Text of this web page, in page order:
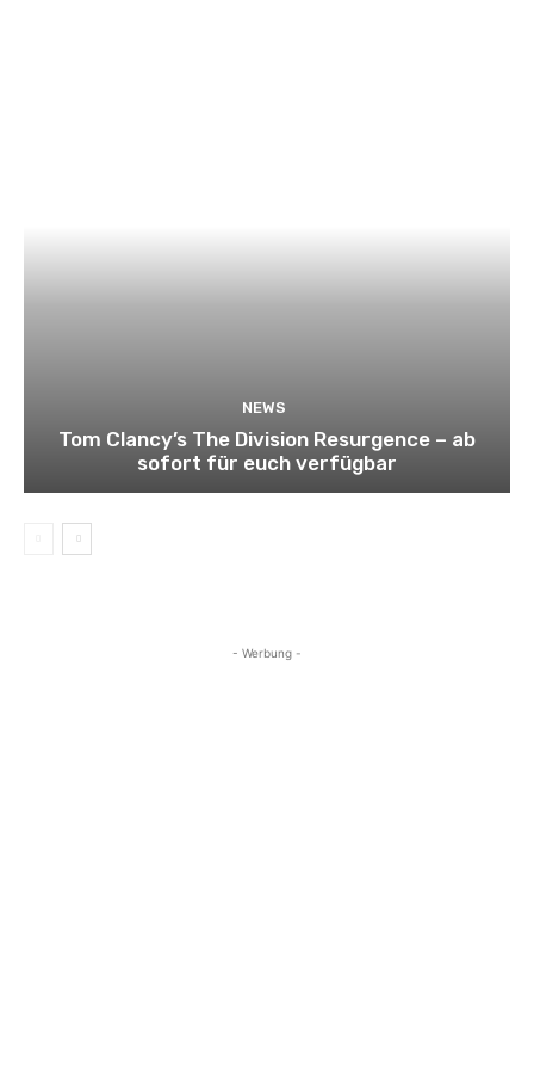
NEWS
Tom Clancy’s The Division Resurgence – ab
sofort für euch verfügbar
- Werbung -